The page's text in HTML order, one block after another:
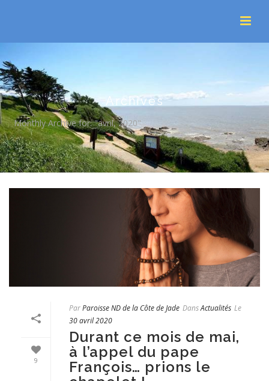
Archives
Monthly Archive for: "avril, 2020"
9
ParParoisse ND de la Côte de Jade DansActualités Le
30 avril 2020
Durant ce mois de mai,
à l’appel du pape
François… prions le